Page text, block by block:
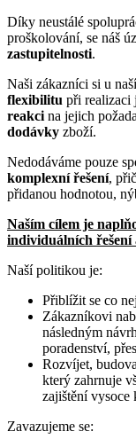
Díky neustálé
proškolování, se náš
zastupitelnosti.
Naši zákazníci si u
flexibilitu při realizaci
reakci na jejich
dodávky zboží.
Nedodáváme pouze
komplexní řešení,
přidanou hodnotou,
Naším cílem je
individuálních řešení
Naší politikou je:
Přiblížit se co
Zákazníkovi
následným
poradenství,
Rozvíjet,
který zahrnuje
zajištění
Zavazujeme se: